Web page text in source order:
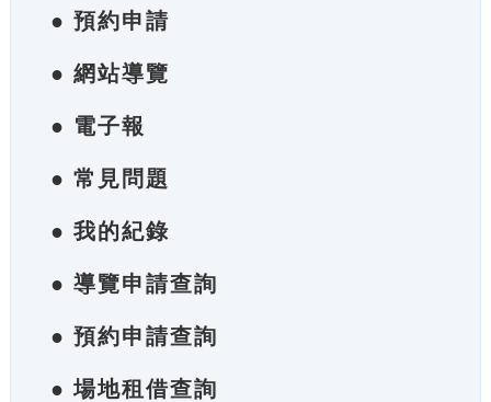
● 預約申請
● 網站導覽
● 電子報
● 常見問題
● 我的紀錄
● 導覽申請查詢
● 預約申請查詢
● 場地租借查詢